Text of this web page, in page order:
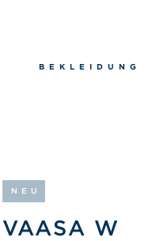
BEKLEIDUNG
NEU
VAASA W